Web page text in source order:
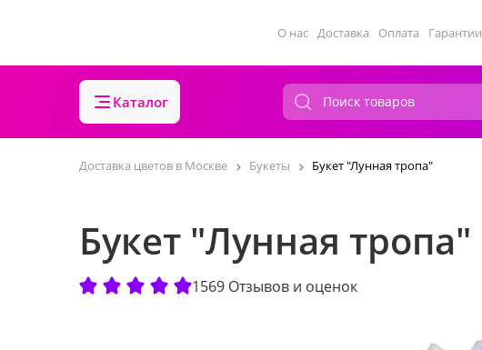
О нас Доставка Оплата Гарантии
Каталог
Доставка цветов в Москве Букеты Букет "Лунная тропа"
Букет "Лунная тропа"
1569 Отзывов и оценок